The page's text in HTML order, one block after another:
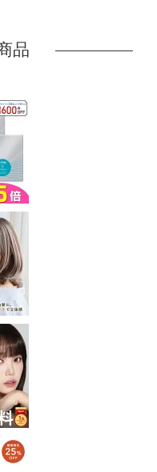
品